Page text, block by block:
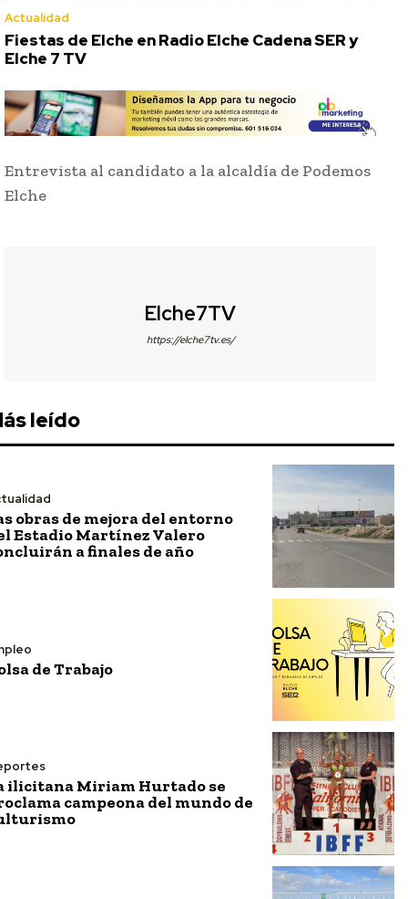
Actualidad
Fiestas de Elche en Radio Elche Cadena SER y
Elche 7 TV
Entrevista al candidato a la alcaldía de Podemos
Elche
Elche7TV
https://elche7tv.es/
leído
obras de mejora del entorno
Estadio Martínez Valero
a finales de año
de Trabajo
ilicitana Miriam Hurtado se
campeona del mundo de